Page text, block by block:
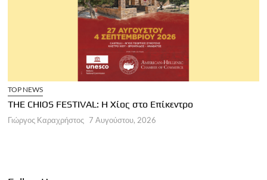
TOP NEWS
THE CHIOS FESTIVAL: Η Χίος στο Επίκεντρο
Γιώργος Καραχρήστος 7 Αυγούστου, 2026